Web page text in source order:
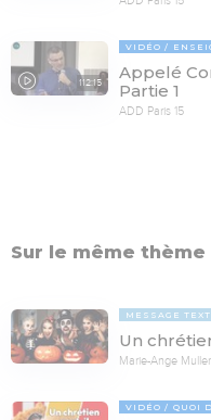
112:15
VIDÉO
Appelé
Partie 1
ADD Paris 15
Sur le même thème
MESSAGE
Un
Marie-Ange Muller
VIDÉO QUOI